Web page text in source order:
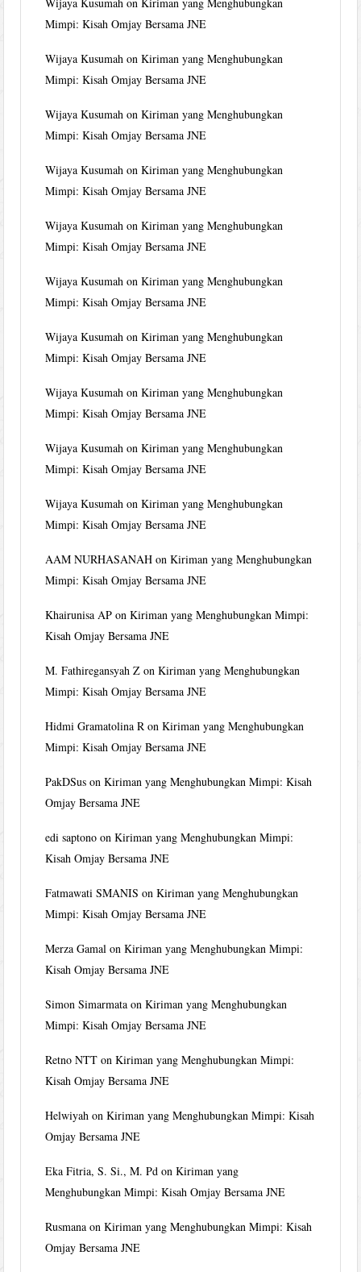
Mimpi: Kisah Omjay Bersama JNE
Wijaya Kusumah onKiriman yang Menghubungkan
Mimpi: Kisah Omjay Bersama JNE
Wijaya Kusumah onKiriman yang Menghubungkan
Mimpi: Kisah Omjay Bersama JNE
Wijaya Kusumah onKiriman yang Menghubungkan
Mimpi: Kisah Omjay Bersama JNE
Wijaya Kusumah onKiriman yang Menghubungkan
Mimpi: Kisah Omjay Bersama JNE
Wijaya Kusumah onKiriman yang Menghubungkan
Mimpi: Kisah Omjay Bersama JNE
Wijaya Kusumah onKiriman yang Menghubungkan
Mimpi: Kisah Omjay Bersama JNE
Wijaya Kusumah onKiriman yang Menghubungkan
Mimpi: Kisah Omjay Bersama JNE
Wijaya Kusumah onKiriman yang Menghubungkan
Mimpi: Kisah Omjay Bersama JNE
Wijaya Kusumah onKiriman yang Menghubungkan
Mimpi: Kisah Omjay Bersama JNE
AAM NURHASANAH onKiriman yang Menghubungkan
Mimpi: Kisah Omjay Bersama JNE
Khairunisa AP onKiriman yang Menghubungkan Mimpi:
Kisah Omjay Bersama JNE
M. Fathiregansyah Z onKiriman yang Menghubungkan
Mimpi: Kisah Omjay Bersama JNE
Hidmi Gramatolina R onKiriman yang Menghubungkan
Mimpi: Kisah Omjay Bersama JNE
PakDSus onKiriman yang Menghubungkan Mimpi: Kisah
Omjay Bersama JNE
edi saptono onKiriman yang Menghubungkan Mimpi:
Kisah Omjay Bersama JNE
Fatmawati SMANIS onKiriman yang Menghubungkan
Mimpi: Kisah Omjay Bersama JNE
Merza Gamal onKiriman yang Menghubungkan Mimpi:
Kisah Omjay Bersama JNE
Simon Simarmata onKiriman yang Menghubungkan
Mimpi: Kisah Omjay Bersama JNE
Retno NTT onKiriman yang Menghubungkan Mimpi:
Kisah Omjay Bersama JNE
Helwiyah onKiriman yang Menghubungkan Mimpi: Kisah
Omjay Bersama JNE
Eka Fitria, S. Si., M. Pd onKiriman yang
Menghubungkan Mimpi: Kisah Omjay Bersama JNE
Rusmana onKiriman yang Menghubungkan Mimpi: Kisah
Omjay Bersama JNE